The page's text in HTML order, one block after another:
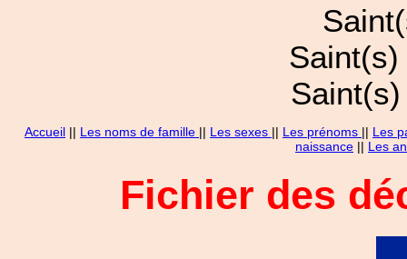
Accueil || Les noms de famille || Les sexes || Les prénoms || Les
naissance || Les
Fichier des